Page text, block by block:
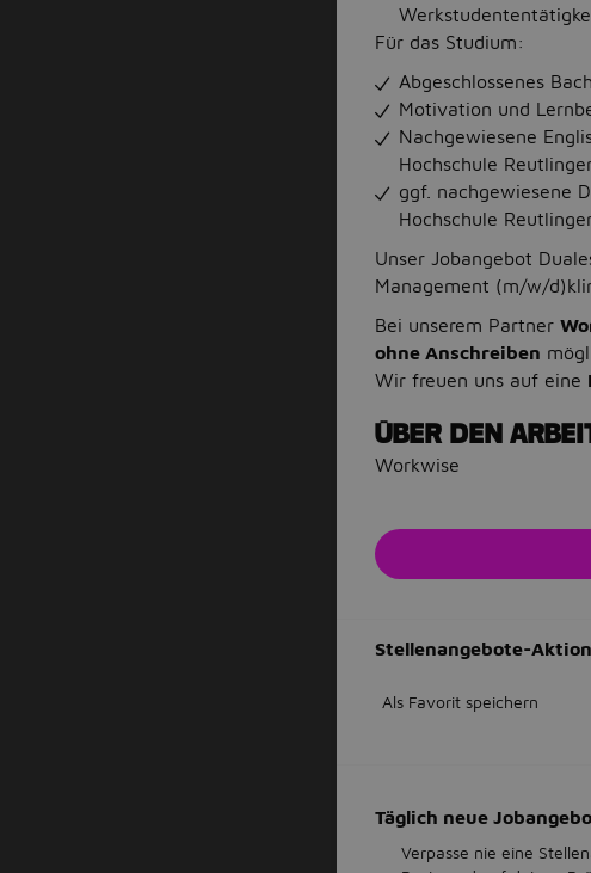
Für das Studium:
Abgeschlossenes
Motivation und
Nachgewiesene
Hochschule
ggf. nachgewiesene
Hochschule
Unser Jobangebot
Management (m/w/
Bei unserem Partner
ohne Anschreiben
Wir freuen uns auf eine
ÜBER DEN
Workwise
Stellenangebote-
Als Favorit speichern
Täglich neue
Verpasse nie eine